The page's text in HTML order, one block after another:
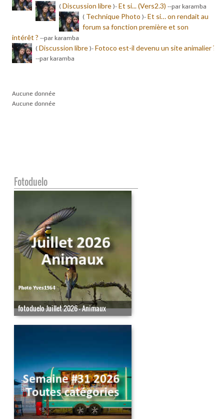
( Discussion libre )- Et si... (Vers2.3) --par karamba
( Technique Photo )- Et si… on rendait au
forum sa fonction première et son
intérêt ? --par karamba
( Discussion libre )- Fotoco est-il devenu un site animalier ?
--par karamba
Aucune donnée
Aucune donnée
Fotoduelo
fotoduelo Juillet 2026 - Animaux